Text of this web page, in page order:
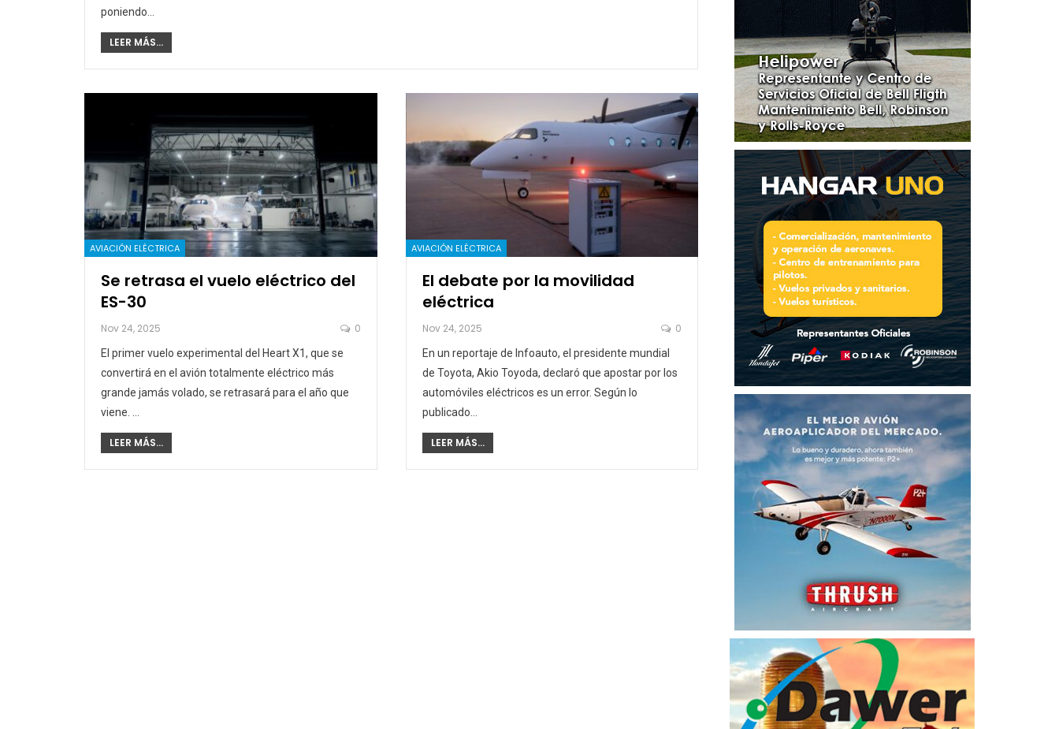
poniendo…
LEER MÁS...
AVIACIÓN ELÉCTRICA
Se retrasa el vuelo eléctrico del
ES-30
Nov 24, 2025 0
El primer vuelo experimental del Heart X1, que se
convertirá en el avión totalmente eléctrico más
grande jamás volado, se retrasará para el año que
viene. …
LEER MÁS...
AVIACIÓN ELÉCTRICA
El debate por la movilidad
eléctrica
Nov 24, 2025 0
En un reportaje de Infoauto, el presidente mundial
de Toyota, Akio Toyoda, declaró que apostar por los
automóviles eléctricos es un error. Según lo
publicado…
LEER MÁS...